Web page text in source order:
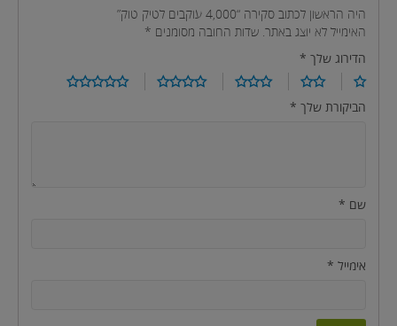
היה הראשון לכתוב סקירה “4,000 עוקבים לטיק טוק”
האימייל לא יוצג באתר. שדות החובה מסומנים *
הדירוג שלך *
הביקורת שלך *
שם *
אימייל *